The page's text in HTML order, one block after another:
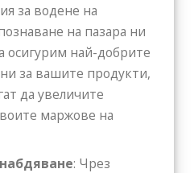
за водене на
на пазара ни
осигурим най-добрите
за вашите продукти,
да увеличите
маржове на
: Чрез